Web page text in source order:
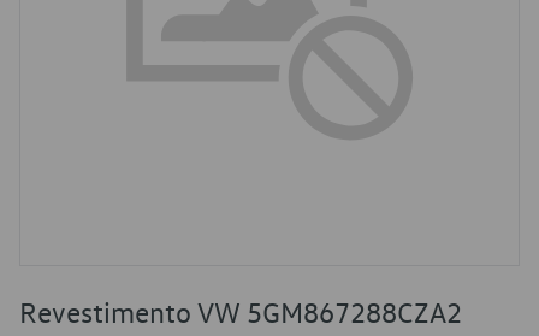
Revestimento VW 5GM867288CZA2